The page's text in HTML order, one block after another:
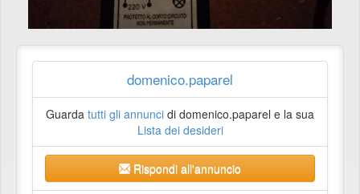
domenico.paparel
Guarda tutti gli annunci di domenico.paparel e la sua
Lista dei desideri
Rispondi all'annuncio